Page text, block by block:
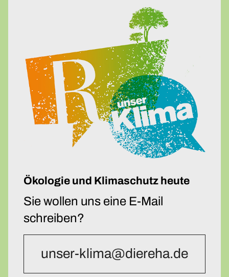
Ökologie und Klimaschutz heute
Sie wollen uns eine E-Mail
schreiben?
unser-klima@diereha.de